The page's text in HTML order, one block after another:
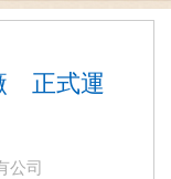
正式運
公司